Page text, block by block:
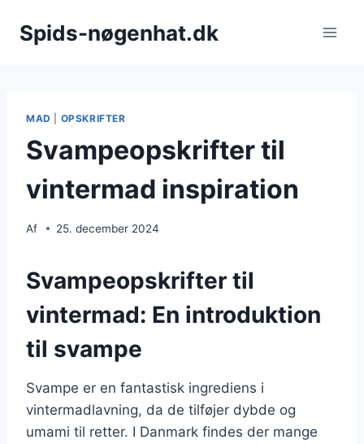
Spids-nøgenhat.dk
MAD OPSKRIFTER
Svampeopskrifter til
vintermad inspiration
Af 25. december 2024
Svampeopskrifter til
vintermad: En introduktion
til svampe
Svampe er en fantastisk ingrediens i
vintermadlavning, da de tilføjer dybde og
umami til retter. I Danmark findes der mange